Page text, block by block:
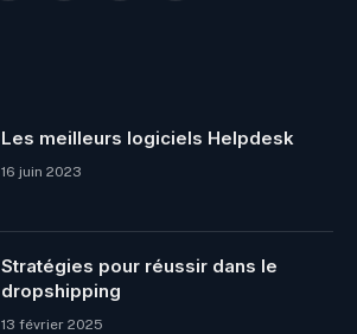
Les meilleurs logiciels Helpdesk
16 juin 2023
Stratégies pour réussir dans le
dropshipping
13 février 2025